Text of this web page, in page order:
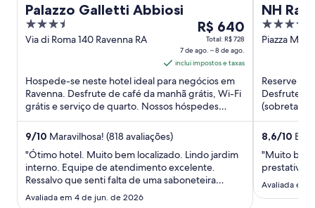
Palazzo Galletti Abbiosi
3.5
out
Via di Roma 140 Ravenna RA
O
preço
é
de
R$ 640
por
diária
estadia
de
7
R$ 640
Total: R$ 728
7 de ago. – 8 de ago.
inclui impostos e taxas
Hospede-se neste hotel ideal para negócios em
Ravenna. Desfrute de café da manhã grátis, Wi-Fi
grátis e serviço de quarto. Nossos hóspedes
elogiam o café da ...
9/10 Maravilhosa! (818 avaliações)
"Ótimo hotel. Muito bem localizado. Lindo jardim
interno. Equipe de atendimento excelente.
Ressalvo que senti falta de uma saboneteira
dentro do box."
Avaliada em 4 de jun. de 2026
NH
4
out
Piazza
Reserve
Desfrute
(sobretaxa)
avaliações,
8,6/10
"Muito
prestativa."
Avaliada em